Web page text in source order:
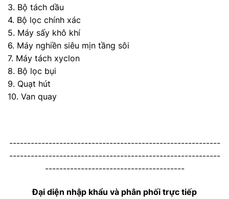
3. Bộ tách dầu
4. Bộ lọc chính xác
5. Máy sấy khô khí
6. Máy nghiền siêu mịn tầng sôi
7. Máy tách xyclon
8. Bộ lọc bụi
9. Quạt hút
10. Van quay
-----------------------------------------------------------
-----------------------------------------------------------
---------------------------------------
Đại diện nhập khẩu và phân phối trực tiếp